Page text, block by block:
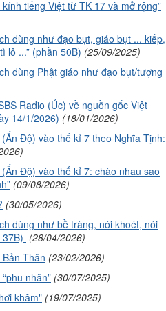
tiếng Việt từ TK 17 và mở rộng”
dùng như đạo bụt, giáo bụt ... kiếp,
lô ...” (phần 50B) (25/09/2025)
dùng Phật giáo như đạo bụt/tượng
Radio (Úc) về nguồn gốc Việt
14/1/2026) (18/01/2026)
Độ) vào thế kỉ 7 theo Nghĩa Tịnh:
Độ) vào thế kỉ 7: chào nhau sao
(09/08/2026)
(30/05/2026)
dùng như bề tràng, nói khoét, nói
(28/04/2026)
Thân (23/02/2026)
nhân” (30/07/2025)
khăm" (19/07/2025)